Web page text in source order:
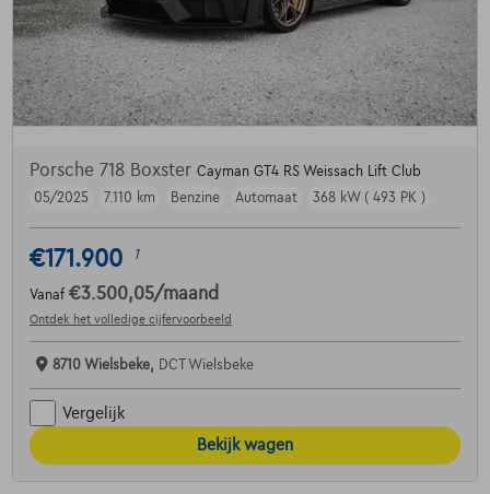
Porsche 718 Boxster Cayman GT4 RS Weissach Lift Club
05/2025
7.110 km Benzine Automaat 368 kW ( 493 PK )
€171.900 1
Vanaf €3.500,05/maand
Ontdek het volledige cijfervoorbeeld
8710 Wielsbeke, DCT Wielsbeke
Vergelijk
Bekijk wagen